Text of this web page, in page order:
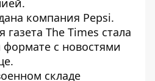
компания Pepsi.
The Times стала
с новостями
складе